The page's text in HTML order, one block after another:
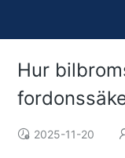
Hur
2025-11-20